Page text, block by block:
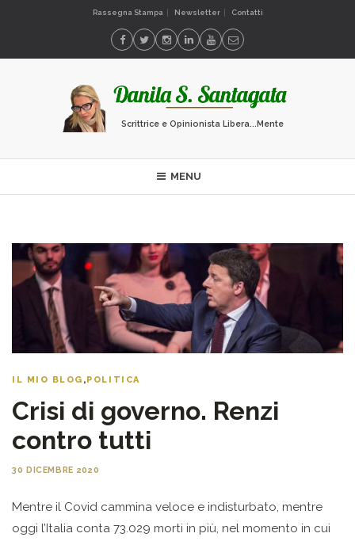
Rassegna Stampa Newsletter Contatti
Scrittrice e Opinionista Libera...Mente
MENU
IL MIO BLOG ,POLITICA
Crisi di governo. Renzi
contro tutti
30 DICEMBRE 2020
Mentre il Covid cammina veloce e indisturbato, mentre
oggi l’Italia conta 73.029 morti in più, nel momento in cui